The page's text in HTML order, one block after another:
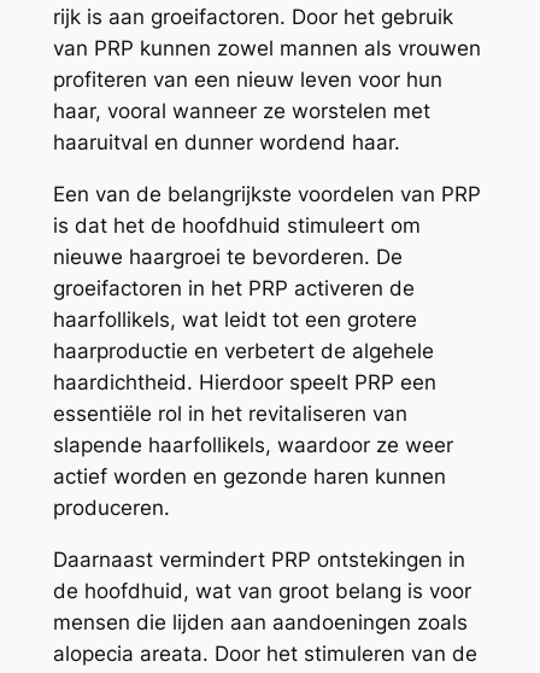
rijk is aan groeifactoren. Door het gebruik
van PRP kunnen zowel mannen als vrouwen
profiteren van een nieuw leven voor hun
haar, vooral wanneer ze worstelen met
haaruitval en dunner wordend haar.
Een van de belangrijkste voordelen van PRP
is dat het de hoofdhuid stimuleert om
nieuwe haargroei te bevorderen. De
groeifactoren in het PRP activeren de
haarfollikels, wat leidt tot een grotere
haarproductie en verbetert de algehele
haardichtheid. Hierdoor speelt PRP een
essentiële rol in het revitaliseren van
slapende haarfollikels, waardoor ze weer
actief worden en gezonde haren kunnen
produceren.
Daarnaast vermindert PRP ontstekingen in
de hoofdhuid, wat van groot belang is voor
mensen die lijden aan aandoeningen zoals
alopecia areata. Door het stimuleren van de